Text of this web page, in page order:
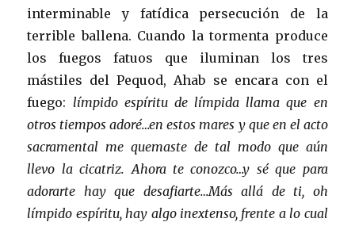
interminable y fatídica persecución de la
terrible ballena. Cuando la tormenta produce
los fuegos fatuos que iluminan los tres
mástiles del Pequod, Ahab se encara con el
fuego: límpido espíritu de límpida llama que en
otros tiempos adoré…en estos mares y que en el acto
sacramental me quemaste de tal modo que aún
llevo la cicatriz. Ahora te conozco…y sé que para
adorarte hay que desafiarte…Más allá de ti, oh
límpido espíritu, hay algo inextenso, frente a lo cual